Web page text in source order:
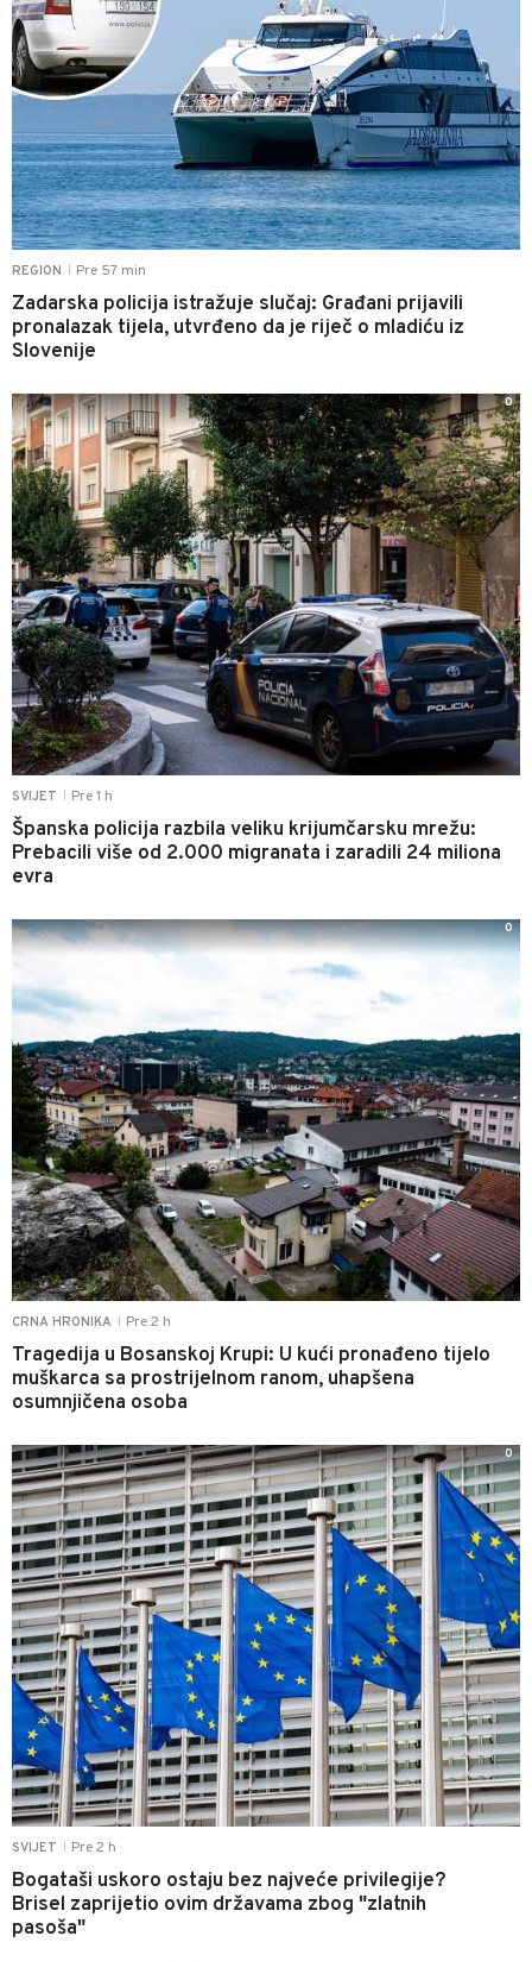
REGION Pre 57 min
Zadarska policija istražuje slučaj: Građani prijavili
pronalazak tijela, utvrđeno da je riječ o mladiću iz
Slovenije
SVIJET Pre 1 h
Španska policija razbila veliku krijumčarsku mrežu:
Prebacili više od 2.000 migranata i zaradili 24 miliona
evra
0
CRNA HRONIKA Pre 2 h
Tragedija u Bosanskoj Krupi: U kući pronađeno tijelo
muškarca sa prostrijelnom ranom, uhapšena
osumnjičena osoba
0
SVIJET Pre 2 h
Bogataši uskoro ostaju bez najveće privilegije?
Brisel zaprijetio ovim državama zbog "zlatnih
pasoša"
0